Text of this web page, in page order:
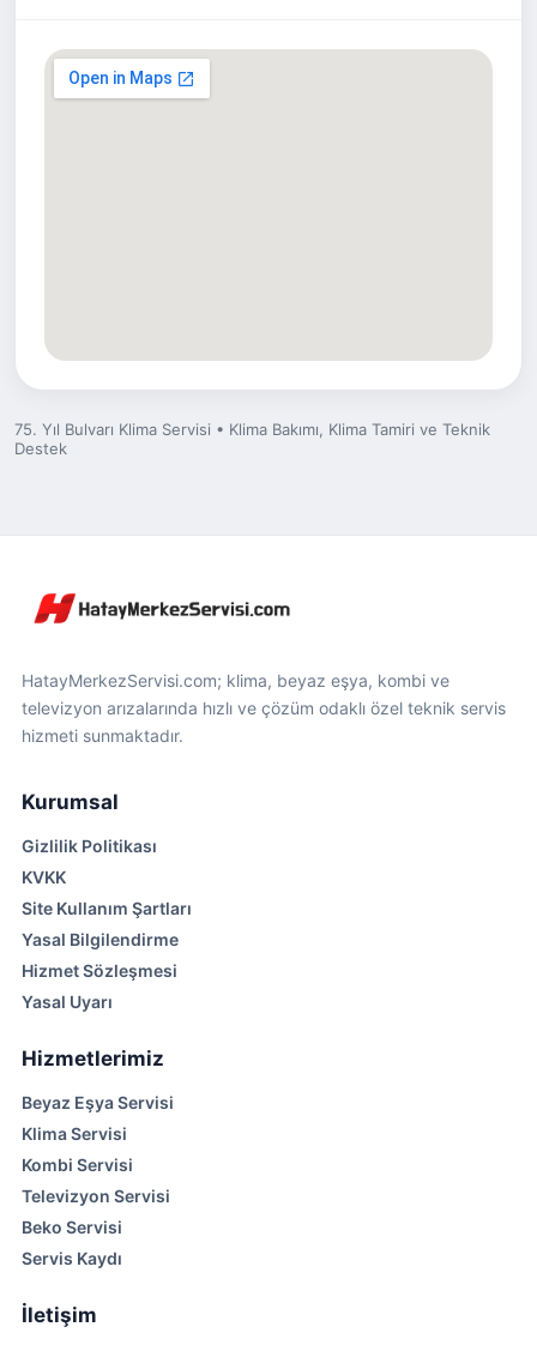
75. Yıl Bulvarı Klima Servisi • Klima Bakımı, Klima Tamiri ve Teknik
Destek
HatayMerkezServisi.com; klima, beyaz eşya, kombi ve
televizyon arızalarında hızlı ve çözüm odaklı özel teknik servis
hizmeti sunmaktadır.
Kurumsal
Gizlilik Politikası
KVKK
Site Kullanım Şartları
Yasal Bilgilendirme
Hizmet Sözleşmesi
Yasal Uyarı
Hizmetlerimiz
Beyaz Eşya Servisi
Klima Servisi
Kombi Servisi
Televizyon Servisi
Beko Servisi
Servis Kaydı
İletişim